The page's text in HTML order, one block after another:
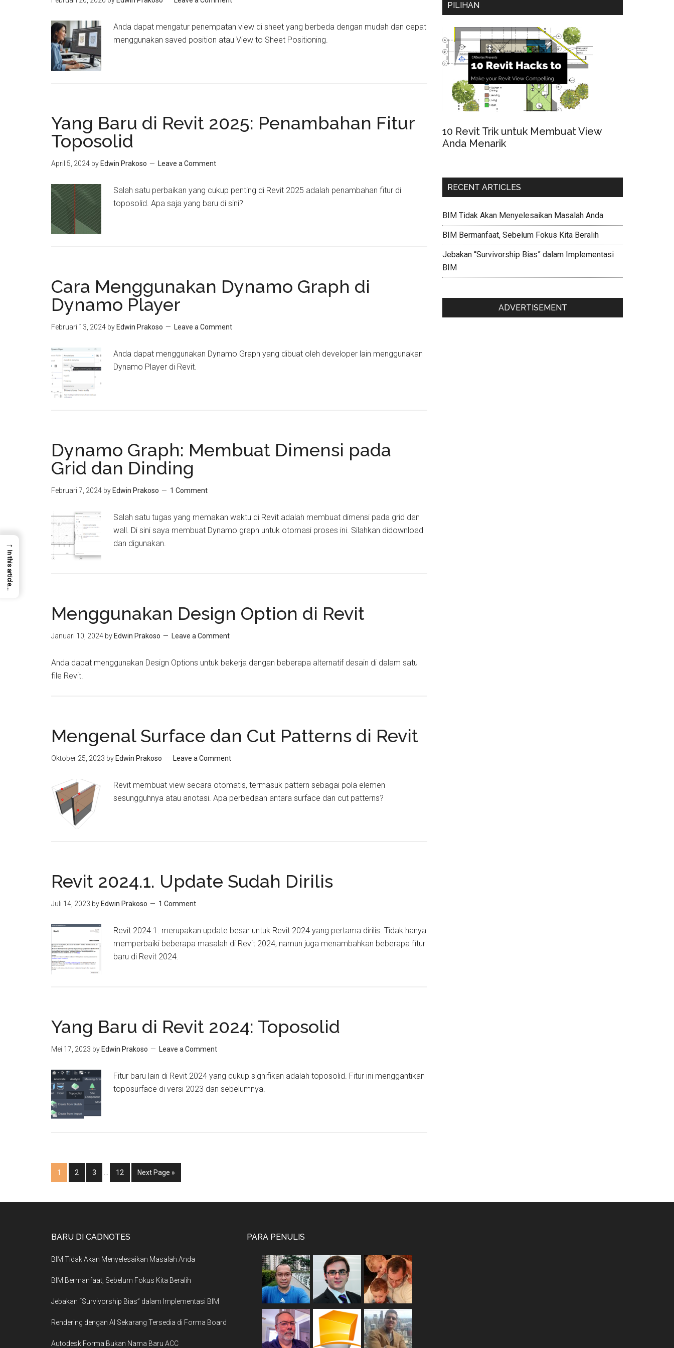
Anda dapat mengatur penempatan view di sheet yang berbeda dengan mudah dan cepat
menggunakan saved position atau View to Sheet Positioning.
Yang Baru di Revit 2025: Penambahan Fitur
Toposolid
April 5, 2024 by Edwin Prakoso Leave a Comment
Salah satu perbaikan yang cukup penting di Revit 2025 adalah penambahan fitur di
toposolid. Apa saja yang baru di sini?
Cara Menggunakan Dynamo Graph di
Dynamo Player
Februari 13, 2024 by Edwin Prakoso Leave a Comment
Anda dapat menggunakan Dynamo Graph yang dibuat oleh developer lain menggunakan
Dynamo Player di Revit.
Dynamo Graph: Membuat Dimensi pada
Grid dan Dinding
Februari 7, 2024 by Edwin Prakoso 1 Comment
Salah satu tugas yang memakan waktu di Revit adalah membuat dimensi pada grid dan
wall. Di sini saya membuat Dynamo graph untuk otomasi proses ini. Silahkan didownload
dan digunakan.
Menggunakan Design Option di Revit
Januari 10, 2024 by Edwin Prakoso Leave a Comment
Anda dapat menggunakan Design Options untuk bekerja dengan beberapa alternatif desain di dalam satu
file Revit.
Mengenal Surface dan Cut Patterns di Revit
Oktober 25, 2023 by Edwin Prakoso Leave a Comment
Revit membuat view secara otomatis, termasuk pattern sebagai pola elemen
sesungguhnya atau anotasi. Apa perbedaan antara surface dan cut patterns?
Revit 2024.1. Update Sudah Dirilis
Juli 14, 2023 by Edwin Prakoso 1 Comment
Revit 2024.1. merupakan update besar untuk Revit 2024 yang pertama dirilis. Tidak hanya
memperbaiki beberapa masalah di Revit 2024, namun juga menambahkan beberapa fitur
baru di Revit 2024.
Yang Baru di Revit 2024: Toposolid
Mei 17, 2023 by Edwin Prakoso Leave a Comment
Fitur baru lain di Revit 2024 yang cukup signifikan adalah toposolid. Fitur ini menggantikan
toposurface di versi 2023 dan sebelumnya.
1 2 3 12 Next Page »
PILIHAN
10 Revit Trik untuk Membuat View
Anda Menarik
RECENT ARTICLES
BIM Tidak Akan Menyelesaikan Masalah Anda
BIM Bermanfaat, Sebelum Fokus Kita Beralih
Jebakan “Survivorship Bias” dalam Implementasi
BIM
ADVERTISEMENT
BARU DI CADNOTES
BIM Tidak Akan Menyelesaikan Masalah Anda
BIM Bermanfaat, Sebelum Fokus Kita Beralih
Jebakan “Survivorship Bias” dalam Implementasi BIM
Rendering dengan AI Sekarang Tersedia di Forma Board
Autodesk Forma Bukan Nama Baru ACC
PARA PENULIS
→
In this article...